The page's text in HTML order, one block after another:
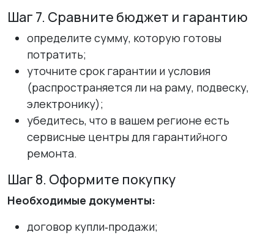
Шаг 7. Сравните бюджет и гарантию
определите сумму, которую готовы
потратить;
уточните срок гарантии и условия
(распространяется ли на раму, подвеску,
электронику);
убедитесь, что в вашем регионе есть
сервисные центры для гарантийного
ремонта.
Шаг 8. Оформите покупку
Необходимые документы:
договор купли‑продажи;